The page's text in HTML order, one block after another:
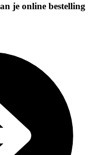
je online bestelling